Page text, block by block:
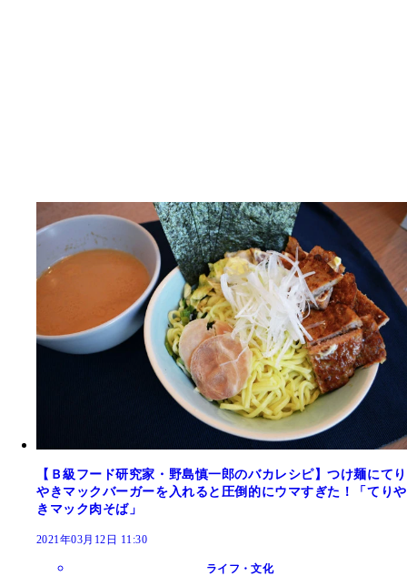
【Ｂ級フード研究家・野島慎一郎のバカレシピ】つけ麺にてり
やきマックバーガーを入れると圧倒的にウマすぎた！「てりや
きマック肉そば」
2021年03月12日 11:30
ライフ・文化